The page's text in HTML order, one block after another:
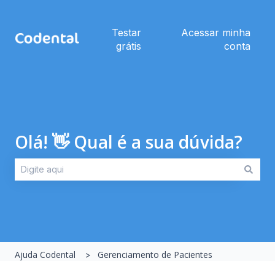
Testar
grátis
Acessar minha
conta
Olá! 👋 Qual é a sua dúvida?
Ajuda Codental Gerenciamento de Pacientes